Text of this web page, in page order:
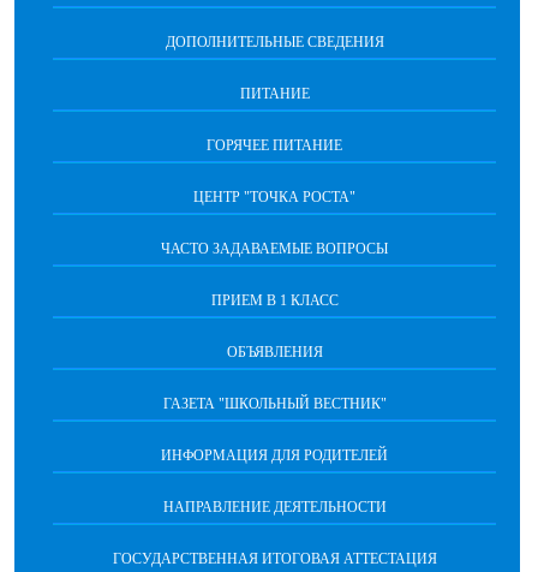
ДОПОЛНИТЕЛЬНЫЕ СВЕДЕНИЯ
ПИТАНИЕ
ГОРЯЧЕЕ ПИТАНИЕ
ЦЕНТР "ТОЧКА РОСТА"
ЧАСТО ЗАДАВАЕМЫЕ ВОПРОСЫ
ПРИЕМ В 1 КЛАСС
ОБЪЯВЛЕНИЯ
ГАЗЕТА "ШКОЛЬНЫЙ ВЕСТНИК"
ИНФОРМАЦИЯ ДЛЯ РОДИТЕЛЕЙ
НАПРАВЛЕНИЕ ДЕЯТЕЛЬНОСТИ
ГОСУДАРСТВЕННАЯ ИТОГОВАЯ АТТЕСТАЦИЯ